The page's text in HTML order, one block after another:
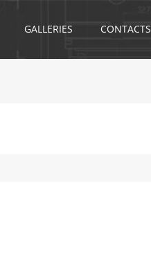
GALLERIES CONTACTS